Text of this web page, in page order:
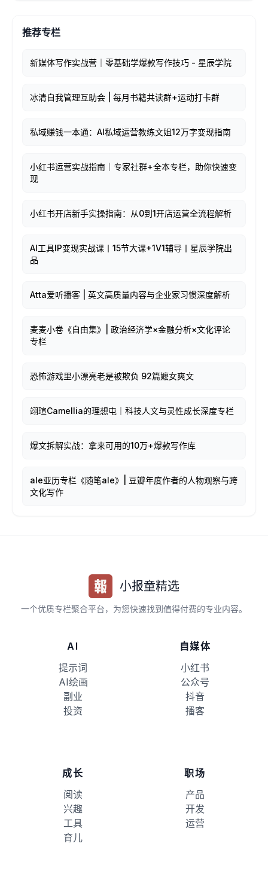
推荐专栏
新媒体写作实战营｜零基础学爆款写作技巧 - 星辰学院
冰清自我管理互助会 | 每月书籍共读群+运动打卡群
私域赚钱一本通：AI私域运营教练文姐12万字变现指南
小红书运营实战指南｜专家社群+全本专栏，助你快速变
现
小红书开店新手实操指南：从0到1开店运营全流程解析
AI工具IP变现实战课丨15节大课+1V1辅导丨星辰学院出
品
Atta爱听播客 | 英文高质量内容与企业家习惯深度解析
麦麦小卷《自由集》| 政治经济学×金融分析×文化评论
专栏
恐怖游戏里小漂亮老是被欺负 92篇嬷女爽文
翊瑄Camellia的理想屯｜科技人文与灵性成长深度专栏
爆文拆解实战：拿来可用的10万+爆款写作库
ale亚历专栏《随笔ale》| 豆瓣年度作者的人物观察与跨
文化写作
小报童精选
一个优质专栏聚合平台，为您快速找到值得付费的专业内容。
AI
提示词
AI绘画
副业
投资
自媒体
小红书
公众号
抖音
播客
成长
阅读
兴趣
工具
育儿
职场
产品
开发
运营